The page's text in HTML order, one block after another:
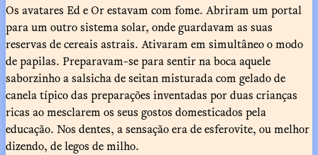
Os avatares Ed e Or estavam com fome. Abriram um portal
para um outro sistema solar, onde guardavam as suas
reservas de cereais astrais. Ativaram em simultâneo o modo
de papilas. Preparavam-se para sentir na boca aquele
saborzinho a salsicha de seitan misturada com gelado de
canela típico das preparações inventadas por duas crianças
ricas ao mesclarem os seus gostos domesticados pela
educação. Nos dentes, a sensação era de esferovite, ou melhor
dizendo, de legos de milho.